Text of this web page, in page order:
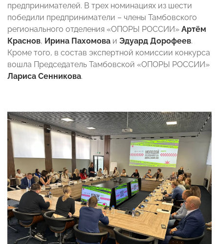
предпринимателей. В трех номинациях из шести
победили предприниматели – члены Тамбовского
регионального отделения «ОПОРЫ РОССИИ» Артём
Краснов, Ирина Пахомова и Эдуард Дорофеев.
Кроме того, в состав экспертной комиссии конкурса
вошла Председатель Тамбовской «ОПОРЫ РОССИИ»
Лариса Сенникова.